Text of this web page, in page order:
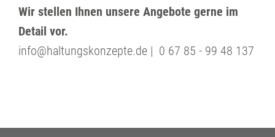
Wir stellen Ihnen unsere Angebote gerne im
Detail vor.
info@haltungskonzepte.de | 0 67 85 - 99 48 137